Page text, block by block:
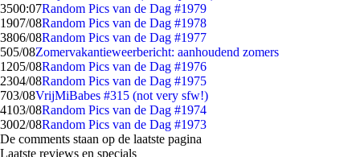
3500:07Random Pics van de Dag #1979
1907/08Random Pics van de Dag #1978
3806/08Random Pics van de Dag #1977
505/08Zomervakantieweerbericht: aanhoudend zomers
1205/08Random Pics van de Dag #1976
2304/08Random Pics van de Dag #1975
703/08VrijMiBabes #315 (not very sfw!)
4103/08Random Pics van de Dag #1974
3002/08Random Pics van de Dag #1973
De comments staan op de laatste pagina
Laatste reviews en specials